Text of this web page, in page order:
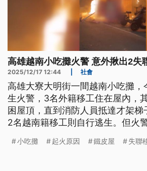
高雄越南小吃攤火警 意外揪出2失
2025/12/17 12:44 社會
高雄大寮大明街一間越南小吃攤，
生火警，3名外籍移工住在屋內，
困屋頂，直到消防人員抵達才架
2名越南籍移工則自行逃生。但火
失聯移工，目前已帶回警局調查，
小吃攤 起火原因 鐵皮屋 失聯